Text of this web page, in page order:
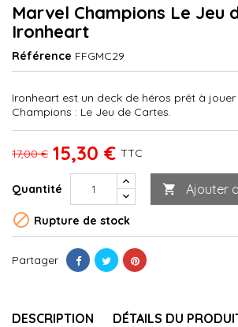
Marvel Champions Le Jeu
Ironheart
Référence FFGMC29
Ironheart est un deck de héros prêt à
Champions : Le Jeu de Cartes.
17,00 € 15,30 € TTC
Quantité  Ajouter
 Rupture de stock
Partager
DESCRIPTION DÉTAILS DU